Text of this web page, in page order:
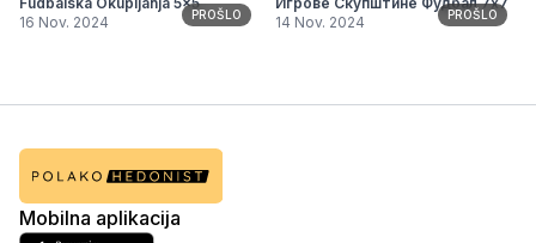
PROŠLO
16 Nov. 2024
PROŠLO
14 Nov. 2024
Mobilna aplikacija